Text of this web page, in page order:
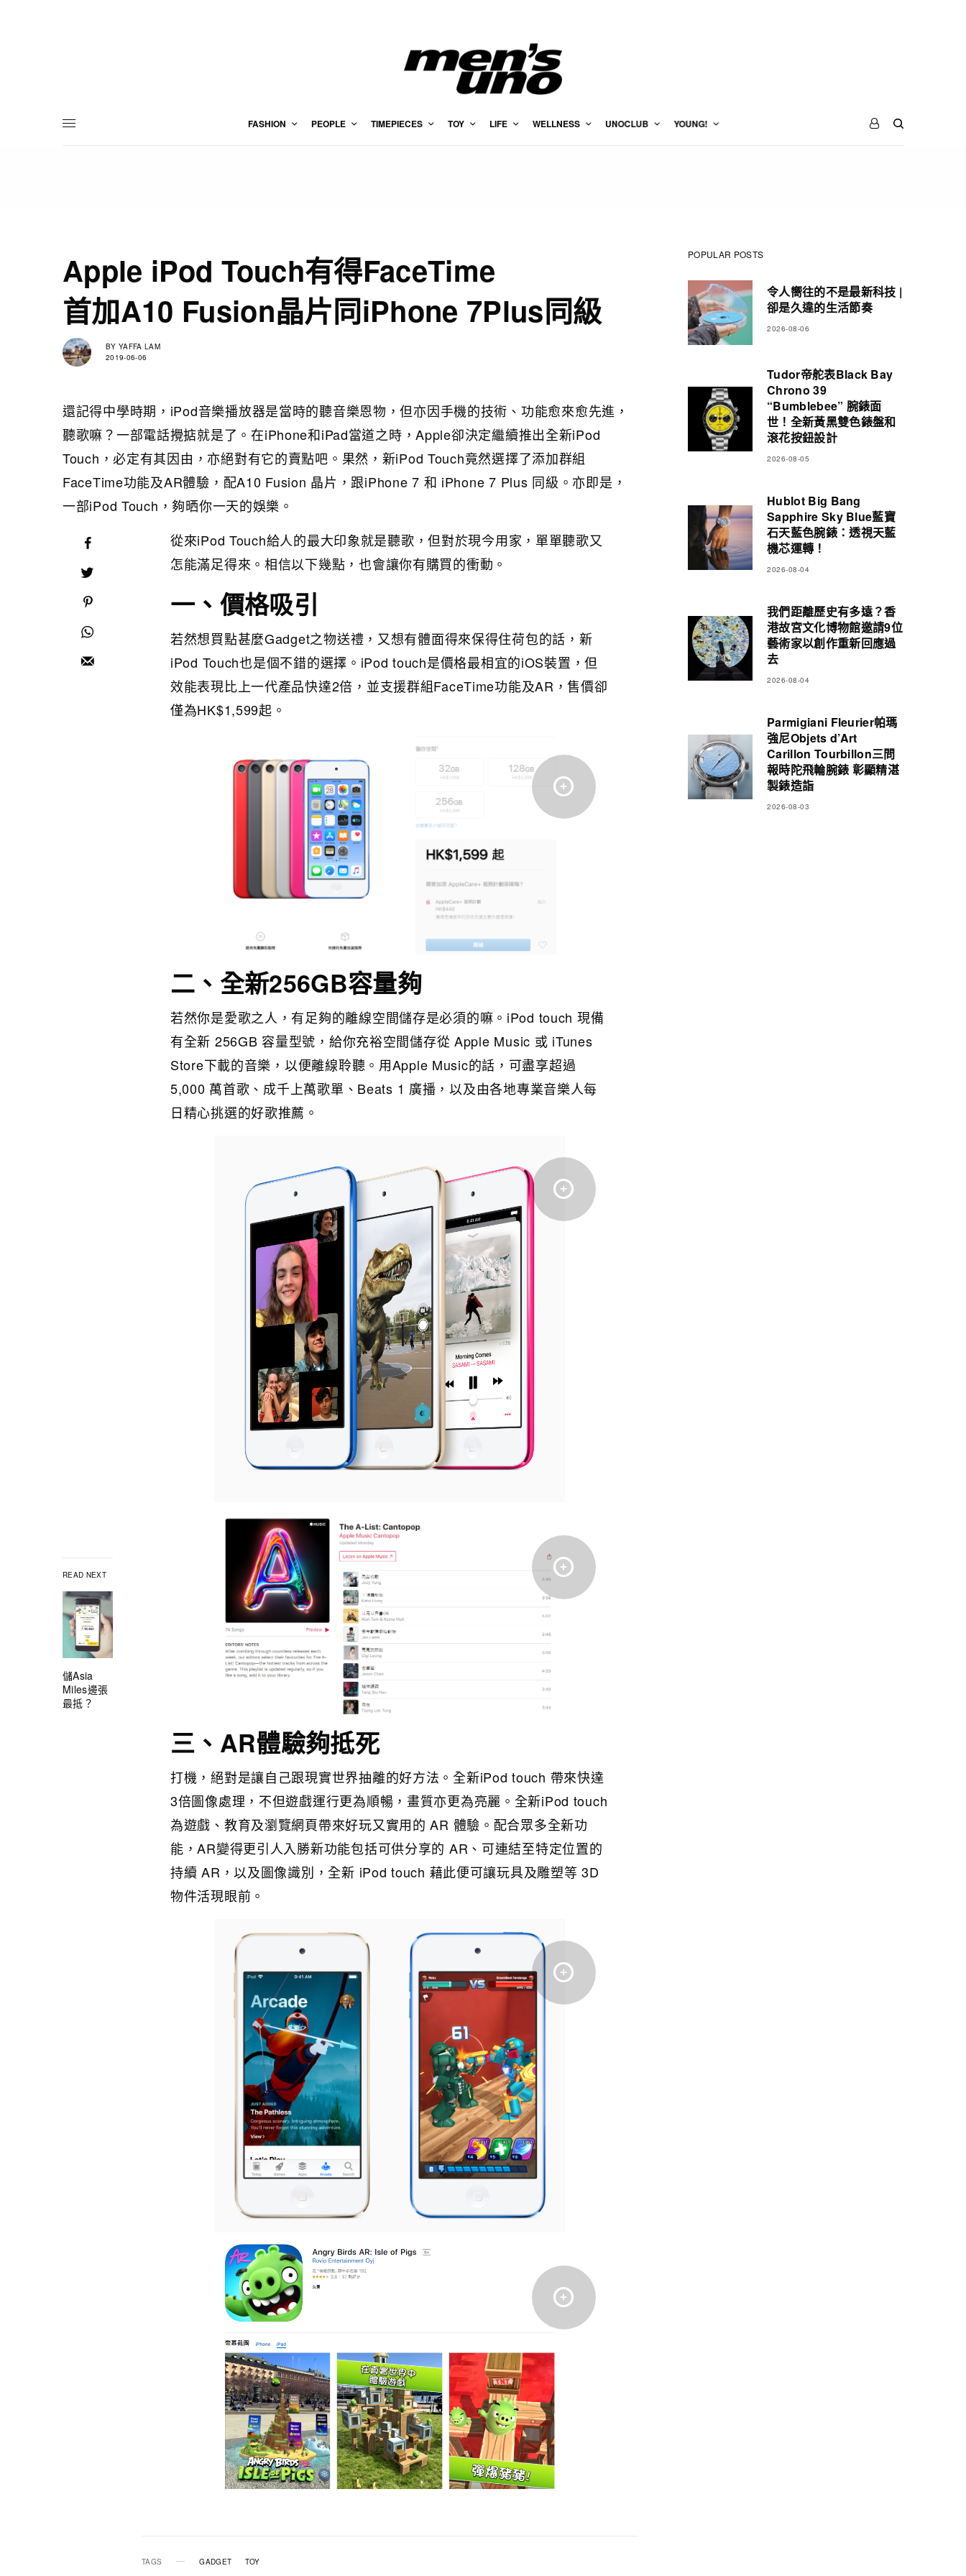
FASHION PEOPLE TIMEPIECES TOY LIFE WELLNESS UNOCLUB YOUNG!
Apple iPod Touch有得FaceTime
首加A10 Fusion晶片同iPhone 7Plus同級
BY YAFFA LAM
2019-06-06
還記得中學時期，iPod音樂播放器是當時的聽音樂恩物，但亦因手機的技術、功能愈來愈先進，
聽歌嘛？一部電話攪掂就是了。在iPhone和iPad當道之時，Apple卻決定繼續推出全新iPod
Touch，必定有其因由，亦絕對有它的賣點吧。果然，新iPod Touch竟然選擇了添加群組
FaceTime功能及AR體驗，配A10 Fusion 晶片，跟iPhone 7 和 iPhone 7 Plus 同級。亦即是，
一部iPod Touch，夠晒你一天的娛樂。
READ NEXT
儲Asia
Miles邊張
最抵？
從來iPod Touch給人的最大印象就是聽歌，但對於現今用家，單單聽歌又
怎能滿足得來。相信以下幾點，也會讓你有購買的衝動。
一、價格吸引
若然想買點甚麼Gadget之物送禮，又想有體面得來保得住荷包的話，新
iPod Touch也是個不錯的選擇。iPod touch是價格最相宜的iOS裝置，但
效能表現比上一代產品快達2倍，並支援群組FaceTime功能及AR，售價卻
僅為HK$1,599起。
二、全新256GB容量夠
若然你是愛歌之人，有足夠的離線空間儲存是必須的嘛。iPod touch 現備
有全新 256GB 容量型號，給你充裕空間儲存從 Apple Music 或 iTunes
Store下載的音樂，以便離線聆聽。用Apple Music的話，可盡享超過
5,000 萬首歌、成千上萬歌單、Beats 1 廣播，以及由各地專業音樂人每
日精心挑選的好歌推薦。
三、AR體驗夠抵死
打機，絕對是讓自己跟現實世界抽離的好方法。全新iPod touch 帶來快達
3倍圖像處理，不但遊戲運行更為順暢，畫質亦更為亮麗。全新iPod touch
為遊戲、教育及瀏覽網頁帶來好玩又實用的 AR 體驗。配合眾多全新功
能，AR變得更引人入勝新功能包括可供分享的 AR、可連結至特定位置的
持續 AR，以及圖像識別，全新 iPod touch 藉此便可讓玩具及雕塑等 3D
物件活現眼前。
TAGS GADGET TOY
POPULAR POSTS
令人嚮往的不是最新科技 |
卻是久違的生活節奏
2026-08-06
Tudor帝舵表Black Bay
Chrono 39
“Bumblebee” 腕錶面
世！全新黃黑雙色錶盤和
滾花按鈕設計
2026-08-05
Hublot Big Bang
Sapphire Sky Blue藍寶
石天藍色腕錶：透視天藍
機芯運轉！
2026-08-04
我們距離歷史有多遠？香
港故宮文化博物館邀請9位
藝術家以創作重新回應過
去
2026-08-04
Parmigiani Fleurier帕瑪
強尼Objets d’Art
Carillon Tourbillon三問
報時陀飛輪腕錶 彰顯精湛
製錶造詣
2026-08-03